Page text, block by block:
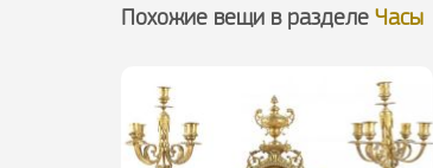
Похожие вещи в разделе Часы